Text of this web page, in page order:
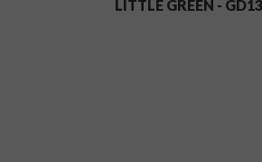
LITTLE GREEN -